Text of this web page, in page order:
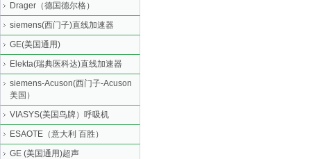
Drager（德国德尔格）
siemens(西门子)直线加速器
GE(美国通用)
Elekta(瑞典医科达)直线加速器
siemens-Acuson(西门子-Acuson
美国）
VIASYS(美国鸟牌）呼吸机
ESAOTE（意大利 百胜）
GE (美国通用)超声